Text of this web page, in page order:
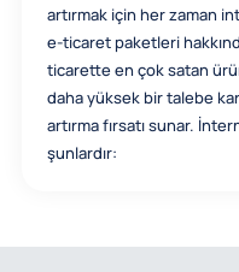
artırmak için her zaman
e-ticaret paketleri
ticarette en çok satan
daha yüksek bir talebe
artırma fırsatı sunar.
şunlardır: